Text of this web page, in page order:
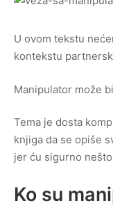
U ovom tekstu
kontekstu
Manipulator može
Tema je dosta
knjiga da se opiše
jer ću sigurno
Ko su